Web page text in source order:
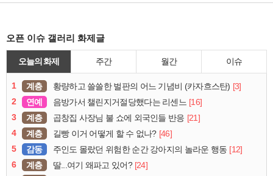
오픈 이슈 갤러리 화제글
오늘의 화제 주간 월간 이슈
1 계층 황량하고 쓸쓸한 벌판의 어느 기념비 (카자흐스탄) [3]
2
연예 음방가서 챌린지거절당했다는 리센느 [16]
3
계층 곱창집 사장님 불 쇼에 외국인들 반응 [21]
4
계층 길빵 이거 어떻게 할 수 없나? [46]
5
감동 주인도 몰랐던 위험한 순간 강아지의 놀라운 행동 [12]
6
계층 딸...여기 왜파고 있어? [24]